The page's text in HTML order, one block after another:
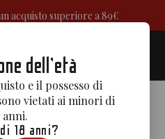
acquisto superiore a 89€
dell'età
e il possesso di
vietati ai minori di
anni.
18 anni?